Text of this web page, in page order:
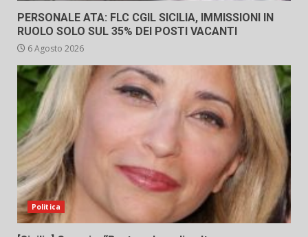
PERSONALE ATA: FLC CGIL SICILIA, IMMISSIONI IN
RUOLO SOLO SUL 35% DEI POSTI VACANTI
6 Agosto 2026
Politica